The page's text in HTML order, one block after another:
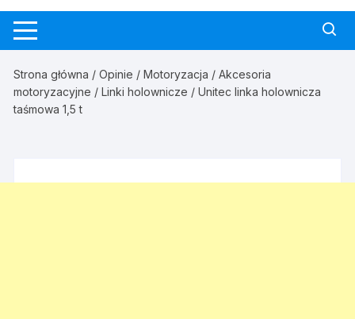
Strona główna /Opinie /Motoryzacja /Akcesoria
motoryzacyjne /Linki holownicze / Unitec linka holownicza
taśmowa 1,5 t